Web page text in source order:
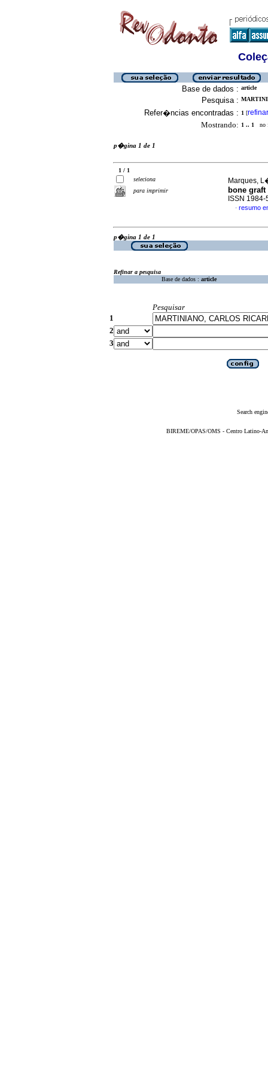
Base de dados : article
Pesquisa :
Refer�ncias encontradas : 1 [refinar
Mostrando: 1 .. 1 no
p�gina 1 de 1
1 / 1
seleciona
para imprimir
Marques,
bone
ISSN 1984-
· resumo
p�gina 1 de 1
Refinar a pesquisa
Base de dados : article
Pesquisar
1
2
3
Search
BIREME/OPAS/OMS - Centro Latino-